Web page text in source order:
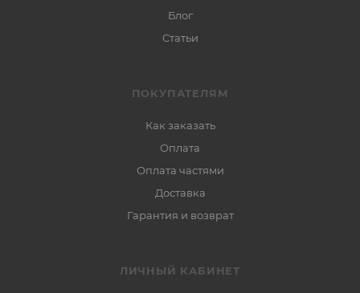
Блог
Статьи
ПОКУПАТЕЛЯМ
Как заказать
Оплата
Оплата частями
Доставка
Гарантия и возврат
ЛИЧНЫЙ КАБИНЕТ